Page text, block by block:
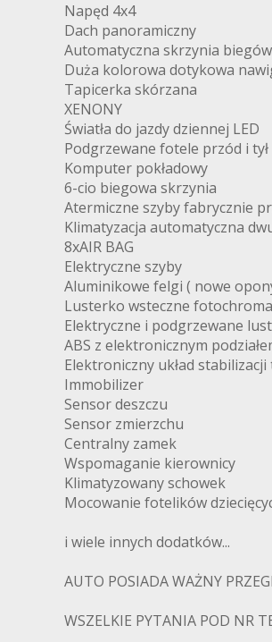
Napęd 4x4
Dach panoramiczny
Automatyczna skrzynia biegów
Duża kolorowa dotykowa
Tapicerka skórzana
XENONY
Światła do jazdy dziennej LED
Podgrzewane fotele przód i tył
Komputer pokładowy
6-cio biegowa skrzynia
Atermiczne szyby fabrycznie
Klimatyzacja automatyczna
8xAIR BAG
Elektryczne szyby
Aluminikowe felgi ( nowe
Lusterko wsteczne
Elektryczne i podgrzewane
ABS z elektronicznym
Elektroniczny układ stabilizacji
Immobilizer
Sensor deszczu
Sensor zmierzchu
Centralny zamek
Wspomaganie kierownicy
Klimatyzowany schowek
Mocowanie fotelików
i wiele innych dodatków...
AUTO POSIADA WAŻNY
WSZELKIE PYTANIA POD NR